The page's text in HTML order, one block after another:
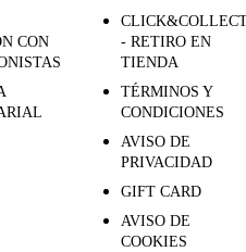
CON
- RETIRO EN
TIENDA
TÉRMINOS Y
CONDICIONES
AVISO DE
PRIVACIDAD
GIFT CARD
AVISO DE
COOKIES